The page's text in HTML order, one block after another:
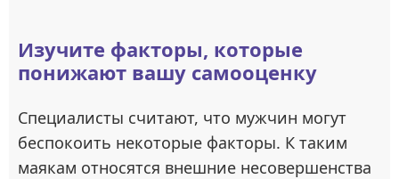
Изучите факторы, которые
понижают вашу самооценку
Специалисты считают, что мужчин могут
беспокоить некоторые факторы. К таким
маякам относятся внешние несовершенства